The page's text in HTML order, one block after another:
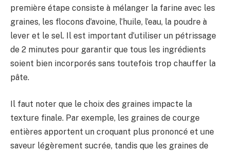
première étape consiste à mélanger la farine avec les
graines, les flocons d’avoine, l’huile, l’eau, la poudre à
lever et le sel. Il est important d’utiliser un pétrissage
de 2 minutes pour garantir que tous les ingrédients
soient bien incorporés sans toutefois trop chauffer la
pâte.
Il faut noter que le choix des graines impacte la
texture finale. Par exemple, les graines de courge
entières apportent un croquant plus prononcé et une
saveur légèrement sucrée, tandis que les graines de